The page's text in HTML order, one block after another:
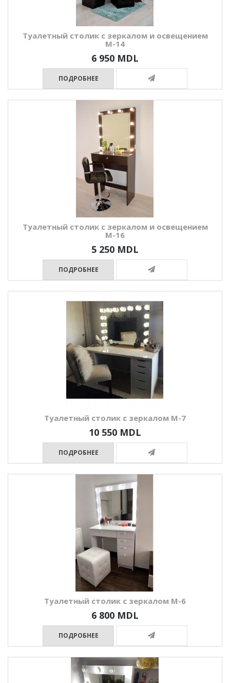
Туалетный столик с зеркалом и освещением
М-14
6 950 MDL
ПОДРОБНЕЕ
Туалетный столик с зеркалом и освещением
М-16
5 250 MDL
ПОДРОБНЕЕ
Туалетный столик с зеркалом М-7
10 550 MDL
ПОДРОБНЕЕ
Туалетный столик с зеркалом М-6
6 800 MDL
ПОДРОБНЕЕ